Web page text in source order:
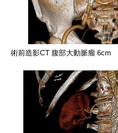
術前造影CT 腹部大動脈瘤 6cm